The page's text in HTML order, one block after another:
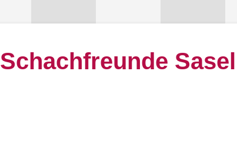
Schachfreunde Sasel